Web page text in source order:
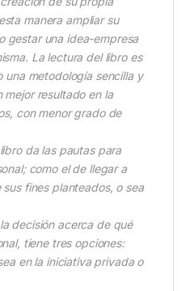
manera ampliar su
gestar una idea-empresa
La lectura del libro es
una metodología sencilla y
mejor resultado en la
con menor grado de
da las pautas para
como el de llegar a
fines planteados, o sea
decisión acerca de qué
tiene tres opciones:
en la iniciativa privada o